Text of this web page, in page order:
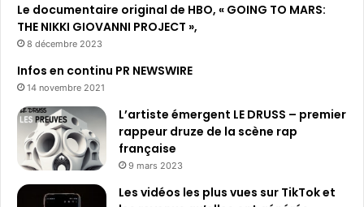
Le documentaire original de HBO, « GOING TO MARS:
THE NIKKI GIOVANNI PROJECT »,
8 décembre 2023
Infos en continu PR NEWSWIRE
14 novembre 2021
L’artiste émergent LE DRUSS – premier
rappeur druze de la scène rap
française
9 mars 2023
Les vidéos les plus vues sur TikTok et